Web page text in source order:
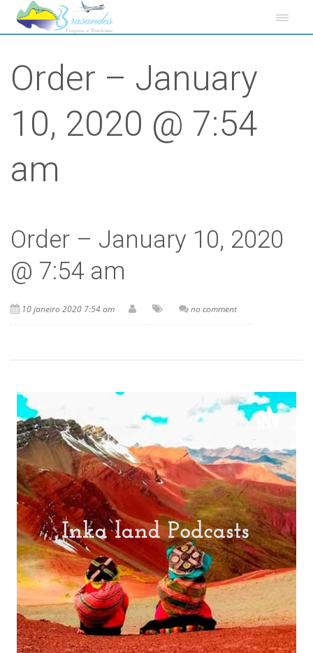
Order – January
10, 2020 @ 7:54
am
Order – January 10, 2020
@ 7:54 am
10 janeiro 2020 7:54 am no comment